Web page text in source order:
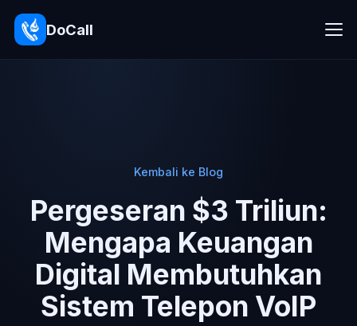
DoCall
Kembali ke Blog
Pergeseran $3 Triliun:
Mengapa Keuangan
Digital Membutuhkan
Sistem Telepon VoIP